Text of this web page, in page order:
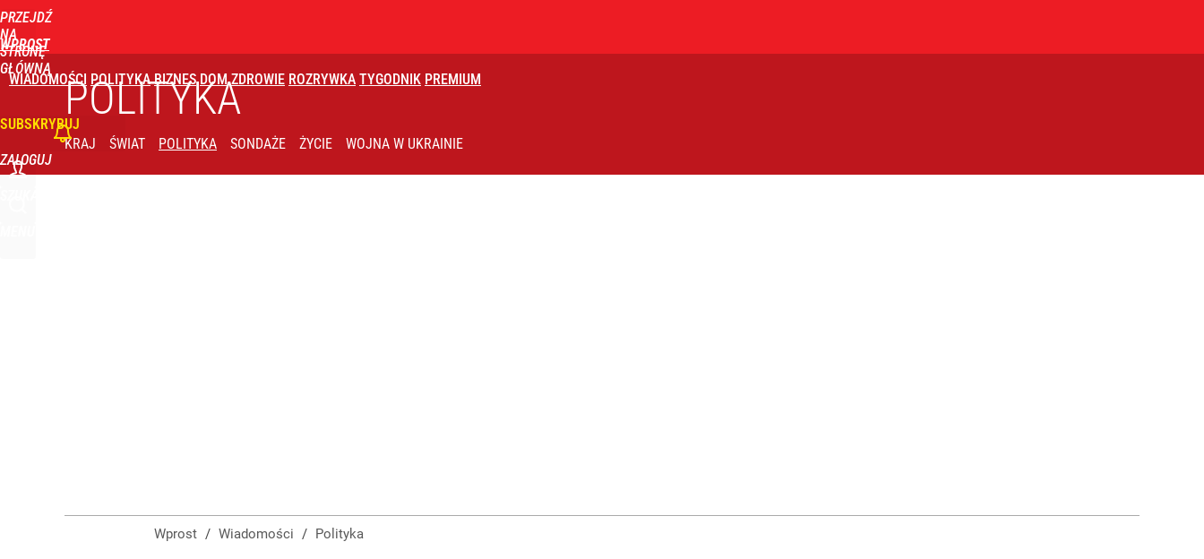
PRZEJDŹ
NA
STRONĘ
GŁÓWNĄ
WPROST
WIADOMOŚCI POLITYKA BIZNES DOM ZDROWIE ROZRYWKA TYGODNIK PREMIUM
SUBSKRYBUJ
ZALOGUJ
POLITYKA
KRAJ ŚWIAT POLITYKA SONDAŻE ŻYCIE WOJNA W UKRAINIE
Wprost / Wiadomości / Polityka